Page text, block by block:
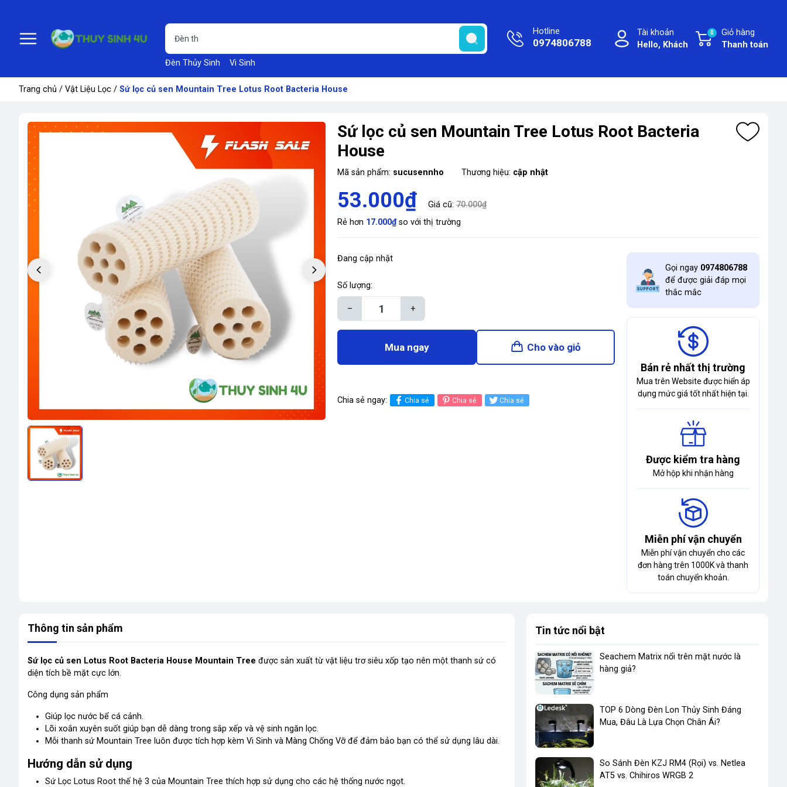
Đèn Thủy Sinh Vi Sinh
Hotline
0974806788
Tài khoản
Hello, Khách
Giỏ hàng
Thanh toán
0
Trang chủ / Vật Liệu Lọc / Sứ lọc củ sen Mountain Tree Lotus Root Bacteria House
Sứ lọc củ sen Mountain Tree Lotus Root Bacteria
House
Mã sản phẩm: sucusennho Thương hiệu: cập nhật
53.000₫ Giá cũ:70.000₫
Rẻ hơn 17.000₫so với thị trường
Đang cập nhật
Số lượng:
– +
Mua ngay Cho vào giỏ
Chia sẻ ngay: Chia sẻ Chia sẻ Chia sẻ
Gọi ngay 0974806788
để được giải đáp mọi
thắc mắc
Bán rẻ nhất thị trường
Mua trên Website được hiển áp
dụng mức giá tốt nhất hiện tại.
Được kiểm tra hàng
Mở hộp khi nhận hàng
Miễn phí vận chuyển
Miễn phí vận chuyển cho các
đơn hàng trên 1000K và thanh
toán chuyển khoản.
Thông tin sản phẩm
Sứ lọc củ sen Lotus Root Bacteria House Mountain Tree được sản xuất từ vật liệu trơ siêu xốp tạo nên một thanh sứ có
diện tích bề mặt cực lớn.
Công dụng sản phẩm
Giúp lọc nước bể cá cảnh.
Lõi xoắn xuyên suốt giúp bạn dễ dàng trong sắp xếp và vệ sinh ngăn lọc.
Mỗi thanh sứ Mountain Tree luôn được tích hợp kèm Vi Sinh và Màng Chống Vỡ để đảm bảo bạn có thể sử dụng lâu dài.
Hướng dẫn sử dụng
Sứ Lọc Lotus Root thế hệ 3 của Mountain Tree thích hợp sử dụng cho các hệ thống nước ngọt.
Tin tức nổi bật
Seachem Matrix nổi trên mặt nước là
hàng giả?
TOP 6 Dòng Đèn Lon Thủy Sinh Đáng
Mua, Đâu Là Lựa Chọn Chân Ái?
So Sánh Đèn KZJ RM4 (Rọi) vs. Netlea
AT5 vs. Chihiros WRGB 2